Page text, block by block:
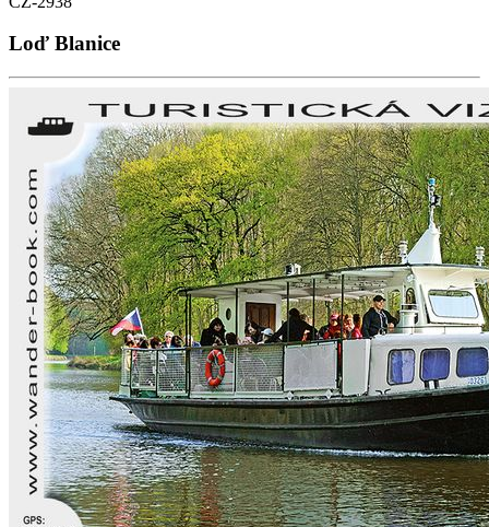
Loď Blanice